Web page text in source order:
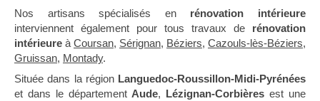
Nos artisans spécialisés en rénovation intérieure
interviennent également pour tous travaux de rénovation
intérieure à Coursan, Sérignan, Béziers, Cazouls-lès-Béziers,
Gruissan, Montady.
Située dans la région Languedoc-Roussillon-Midi-Pyrénées
et dans le département Aude, Lézignan-Corbières est une